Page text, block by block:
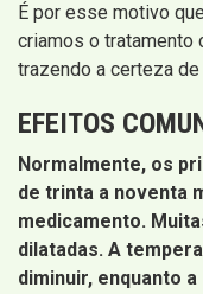
É por esse motivo
criamos o tratamento
trazendo a certeza
EFEITOS
Normalmente, os
de trinta a noventa
medicamento.
dilatadas. A
diminuir, enquanto